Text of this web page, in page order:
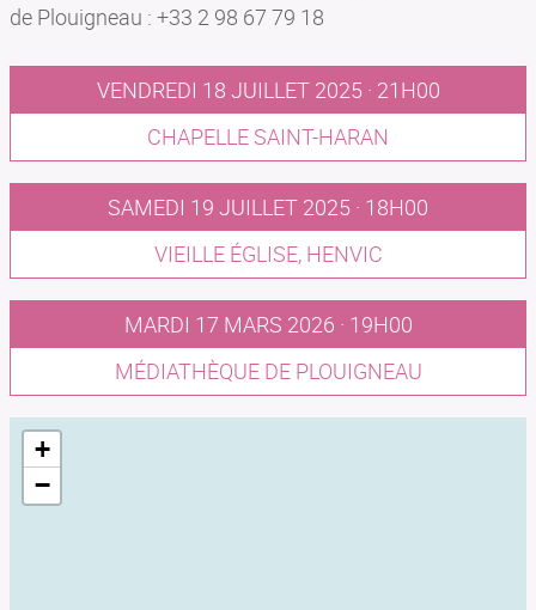
de Plouigneau : +33 2 98 67 79 18
VENDREDI 18 JUILLET 2025 · 21H00
CHAPELLE SAINT-HARAN
SAMEDI 19 JUILLET 2025 · 18H00
VIEILLE ÉGLISE, HENVIC
MARDI 17 MARS 2026 · 19H00
MÉDIATHÈQUE DE PLOUIGNEAU
+
−